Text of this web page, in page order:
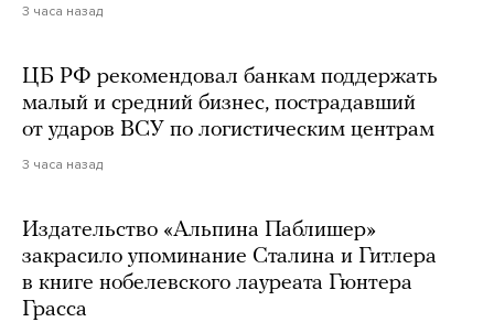
3 часа назад
ЦБ РФ рекомендовал банкам поддержать
малый и средний бизнес, пострадавший
от ударов ВСУ по логистическим центрам
3 часа назад
Издательство «Альпина Паблишер»
закрасило упоминание Сталина и Гитлера
в книге нобелевского лауреата Гюнтера
Грасса